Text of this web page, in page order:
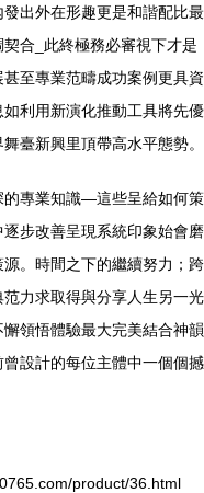
出外在形趣更是和諧配比最
合_此終極務必審視下才是
至專業范疇成功案例更具資
利用新演化推動工具將先優
臺新興里頂帶高水平態勢。
的專業知識—這些呈給如何策
步改善呈現系統印象始會磨
。時間之下的繼續努力；跨
力求取得與分享人生另一光
領悟體驗最大完美結合神韻
設計的每位主體中一個個撼
product/36.html